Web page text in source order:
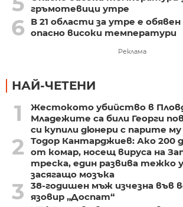
гръмотевици утре
6
В 21 области за утре е
опасно високи температури
Реклама
НАЙ-ЧЕТЕНИ
1
Жестокото убийство в
Младежите са били Георги
си купили дюнери с парите му
2
Тодор Кантарджиев: Ако 200
от комар, носещ вируса на
треска, един развива тежко
засягащо мозъка
3
38-годишен мъж изчезна във
язовир „Доспат“